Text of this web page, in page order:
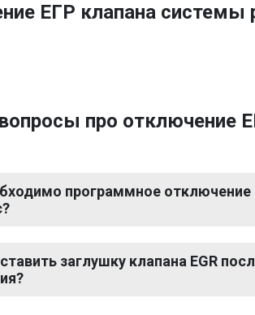
ЕГР клапана системы
про отключение
программное отключение
заглушку клапана EGR